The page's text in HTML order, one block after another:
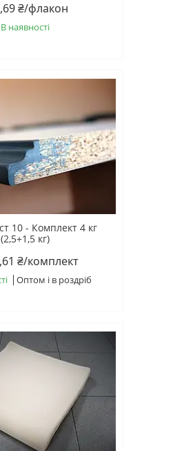
₴/флакон
В наявності
10 - Комплект 4 кг
(2,5+1,5 кг)
₴/комплект
Оптом і в роздріб